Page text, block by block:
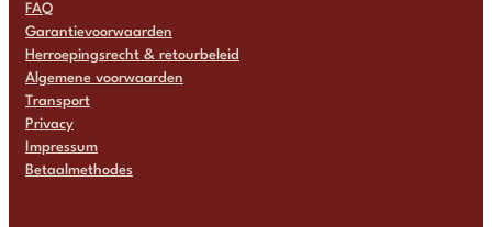
FAQ
Garantievoorwaarden
Herroepingsrecht & retourbeleid
Algemene voorwaarden
Transport
Privacy
Impressum
Betaalmethodes